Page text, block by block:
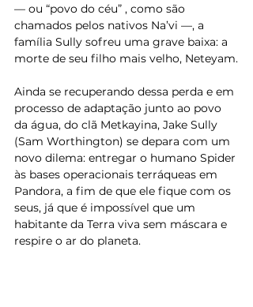
— ou “povo do céu” , como são
chamados pelos nativos Na’vi —, a
família Sully sofreu uma grave baixa: a
morte de seu filho mais velho, Neteyam.
Ainda se recuperando dessa perda e em
processo de adaptação junto ao povo
da água, do clã Metkayina, Jake Sully
(Sam Worthington) se depara com um
novo dilema: entregar o humano Spider
às bases operacionais terráqueas em
Pandora, a fim de que ele fique com os
seus, já que é impossível que um
habitante da Terra viva sem máscara e
respire o ar do planeta.